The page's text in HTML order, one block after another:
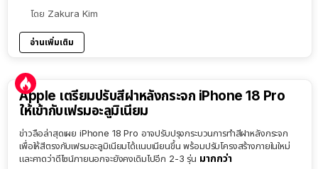
โดย Zakura Kim
อ่านเพิ่มเติม
Apple เตรียมปรับสีฝาหลังกระจก iPhone 18 Pro
ให้เข้ากับเฟรมอะลูมิเนียม
ข่าวลือล่าสุดเผย iPhone 18 Pro อาจปรับปรุงกระบวนการทำสีฝาหลังกระจก
เพื่อให้สีตรงกับเฟรมอะลูมิเนียมได้แนบเนียนขึ้น พร้อมปรับโครงสร้างภายในใหม่
และคาดว่าดีไซน์ภายนอกจะยังคงเดิมไปอีก 2-3 รุ่น มากกว่า